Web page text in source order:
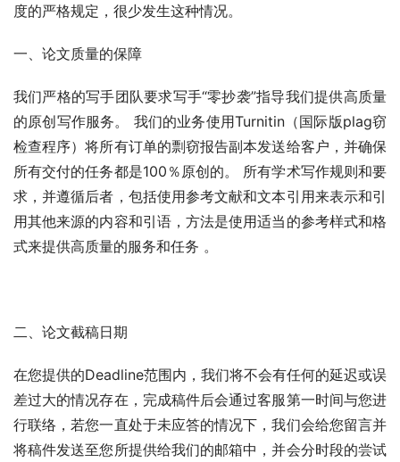
度的严格规定，很少发生这种情况。
一、论文质量的保障
我们严格的写手团队要求写手“零抄袭”指导我们提供高质量
的原创写作服务。 我们的业务使用Turnitin（国际版plag窃
检查程序）将所有订单的剽窃报告副本发送给客户，并确保
所有交付的任务都是100％原创的。 所有学术写作规则和要
求，并遵循后者，包括使用参考文献和文本引用来表示和引
用其他来源的内容和引语，方法是使用适当的参考样式和格
式来提供高质量的服务和任务 。
二、论文截稿日期
在您提供的Deadline范围内，我们将不会有任何的延迟或误
差过大的情况存在，完成稿件后会通过客服第一时间与您进
行联络，若您一直处于未应答的情况下，我们会给您留言并
将稿件发送至您所提供给我们的邮箱中，并会分时段的尝试